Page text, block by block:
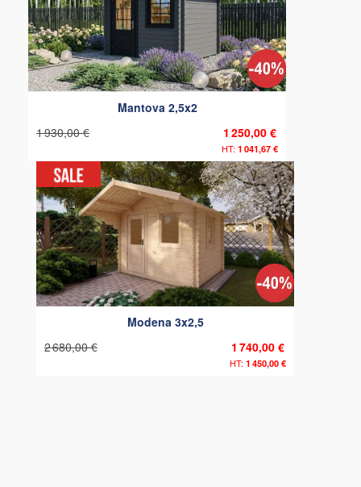
Mantova 2,5x2
1 250,00 €
1 041,67 €
1 930,00 €
Modena 3x2,5
1 740,00 €
1 450,00 €
2 680,00 €